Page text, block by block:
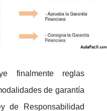
finalmente reglas
de garantía
de Responsabilidad